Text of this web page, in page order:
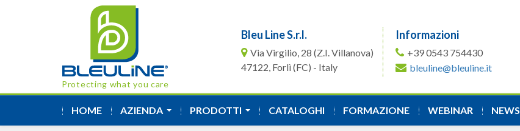
Protecting what you care
Bleu Line S.r.l.
Via Virgilio, 28 (Z.I. Villanova)
47122, Forlì (FC) - Italy
Informazioni
+39 0543 754430
bleuline@bleuline.it
HOME AZIENDA PRODOTTI CATALOGHI FORMAZIONE WEBINAR NEWS